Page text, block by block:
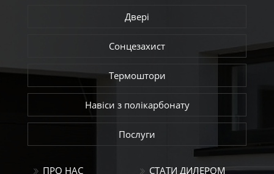
Двері
Сонцезахист
Термоштори
Навіси з полікарбонату
Послуги
ПРО НАС СТАТИ ДИЛЕРОМ